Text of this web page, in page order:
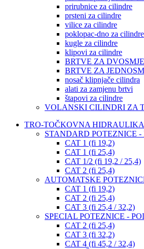
prirubnice za cilindre
prsteni za cilindre
vilice za cilindre
poklopac-dno za cilindre
kugle za cilindre
klipovi za cilindre
BRTVE ZA
BRTVE ZA
nosač klipnjače cilindra
alati za zamjenu brtvi
štapovi za cilindre
VOLANSKI CILINDRI ZA
TRO-TOČKOVNA HIDRAULIKA
STANDARD POTEZNICE -
CAT 1 (fi 19,2)
CAT 1 (fi 25,4)
CAT 1/2 (fi 19,2 / 25,4)
CAT 2 (fi 25,4)
AUTOMATSKE
CAT 1 (fi 19,2)
CAT 2 (fi 25,4)
CAT 3 (fi 25,4 / 32,2)
SPECIAL POTEZNICE -
CAT 2 (fi 25,4)
CAT 3 (fi 32,2)
CAT 4 (fi 45,2 / 32,4)